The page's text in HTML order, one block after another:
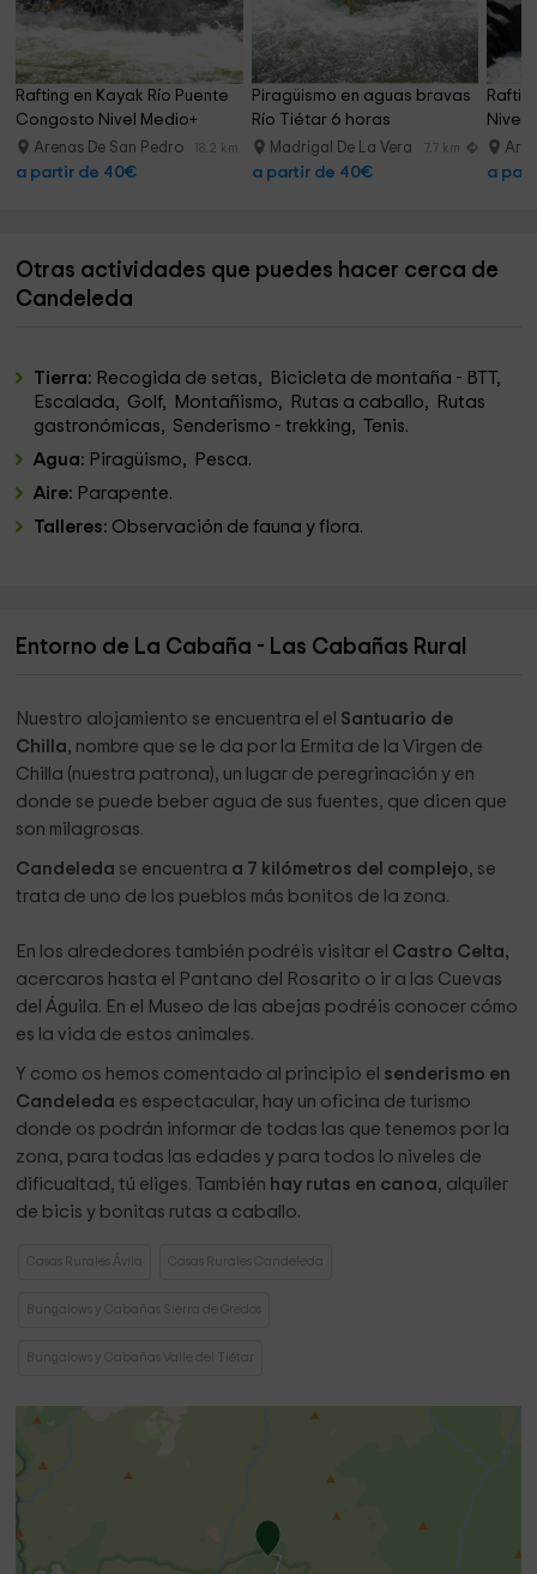
Rafting en Kayak Río Puente
Congosto Nivel Medio+
Arenas De San Pedro 18.2 km
a partir de 40€
Piragüismo en aguas bravas
Río Tiétar 6 horas
Madrigal De La Vera 7.7 km
a partir de 40€
Nivel
a
Otras actividades que puedes hacer cerca de
Candeleda
Tierra: Recogida de setas, Bicicleta de montaña - BTT,
Escalada, Golf, Montañismo, Rutas a caballo, Rutas
gastronómicas, Senderismo - trekking, Tenis.
Agua: Piragüismo, Pesca.
Aire: Parapente.
Talleres: Observación de fauna y flora.
Entorno de La Cabaña - Las Cabañas Rural
Nuestro alojamiento se encuentra el el Santuario de
Chilla, nombre que se le da por la Ermita de la Virgen de
Chilla (nuestra patrona), un lugar de peregrinación y en
donde se puede beber agua de sus fuentes, que dicen que
son milagrosas.
Candeleda se encuentra a 7 kilómetros del complejo, se
trata de uno de los pueblos más bonitos de la zona.
En los alrededores también podréis visitar el Castro Celta,
acercaros hasta el Pantano del Rosarito o ir a las Cuevas
del Águila. En el Museo de las abejas podréis conocer cómo
es la vida de estos animales.
Y como os hemos comentado al principio el senderismo en
Candeleda es espectacular, hay un oficina de turismo
donde os podrán informar de todas las que tenemos por la
zona, para todas las edades y para todos lo niveles de
dificualtad, tú eliges. También hay rutas en canoa, alquiler
de bicis y bonitas rutas a caballo.
Casas Rurales Ávila Casas Rurales Candeleda
Bungalows y Cabañas Sierra de Gredos
Bungalows y Cabañas Valle del Tiétar